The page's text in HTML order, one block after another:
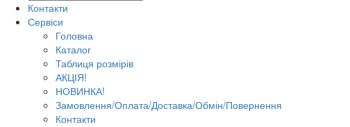
Контакти
Сервіси
Головна
Каталог
Таблиця розмірів
АКЦІЯ!
НОВИНКА!
Замовлення/Оплата/Доставка/Обмін/Повернення
Контакти